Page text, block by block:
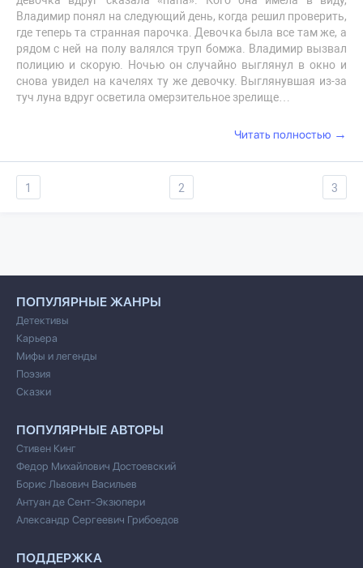
Владимир понял на следующий день, когда решил проверить,
где теперь та странная парочка. Девочка была все там же, а
рядом с ней на полу валялся труп бомжа. Владимир вызвал
полицию и скорую. Ночью он случайно выглянул в окно и
снова увидел на качелях ту же девочку. Выглянувшая из-за
туч луна вдруг осветила омерзительное зрелище…
Читать полностью →
1 2 3
ПОПУЛЯРНЫЕ ЖАНРЫ
Детективы
Карьера
Мифы и легенды
Поэзия
Сказки
ПОПУЛЯРНЫЕ АВТОРЫ
Стивен Кинг
Федор Михайлович Достоевский
Борис Львович Васильев
Антуан де Сент-Экзюпери
Александр Сергеевич Грибоедов
ПОДДЕРЖКА